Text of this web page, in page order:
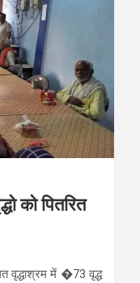
को पितरित
वृद्धाश्रम में �73 वृद्ध